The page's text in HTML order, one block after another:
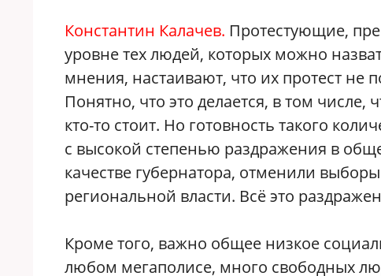
Константин Калачев. Протестующие,
уровне тех людей, которых можно
мнения, настаивают, что их протест не
Понятно, что это делается, в том
кто-то стоит. Но готовность такого
с высокой степенью раздражения в
качестве губернатора, отменили
региональной власти. Всё это
Кроме того, важно общее низкое
любом мегаполисе, много свободных